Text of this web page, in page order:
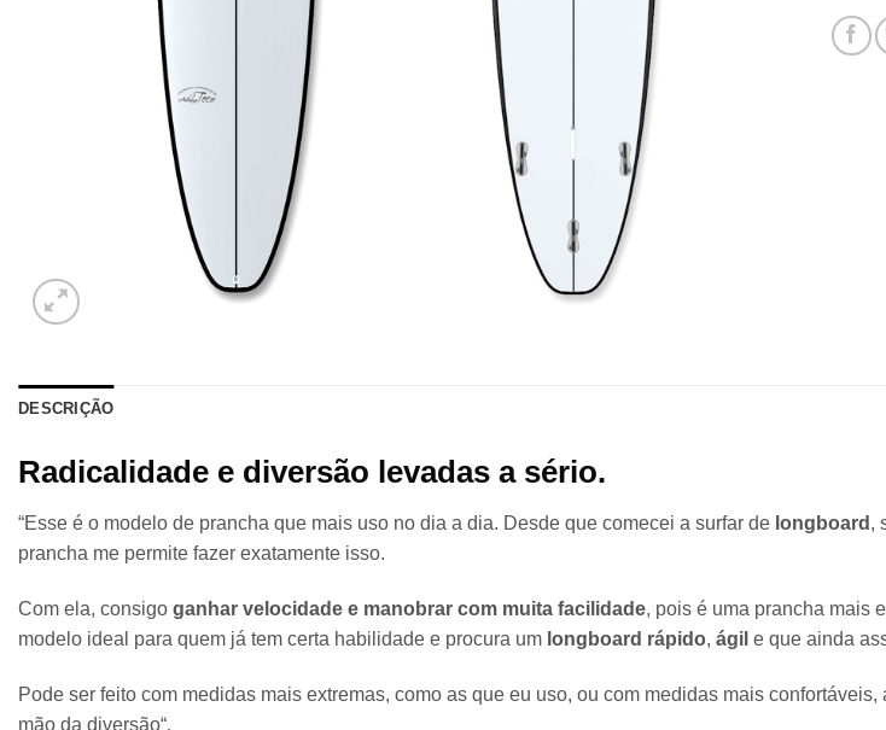
DESCRIÇÃO
Radicalidade e diversão levadas a sério.
“Esse é o modelo de prancha que mais uso no dia a dia. Desde que comecei a surfar de longboard ,
prancha me permite fazer exatamente isso.
Com ela, consigo ganhar velocidade e manobrar com muita facilidade, pois é uma prancha mais
modelo ideal para quem já tem certa habilidade e procura um longboard rápido, ágil e que ainda
Pode ser feito com medidas mais extremas, como as que eu uso, ou com medidas mais
mão da diversão“.